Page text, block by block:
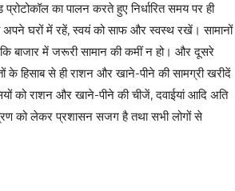
का पालन करते हुए निर्धारित समय पर ही
घरों में रहें, स्वयं को साफ और स्वस्थ रखें। सामानों
बाजार में जरूरी सामान की कमीं न हो। और दूसरे
हिसाब से ही राशन और खाने-पीने की सामग्री खरीदें
को राशन और खाने-पीने की चीजें, दवाईयां आदि अति
को लेकर प्रशासन सजग है तथा सभी लोगों से